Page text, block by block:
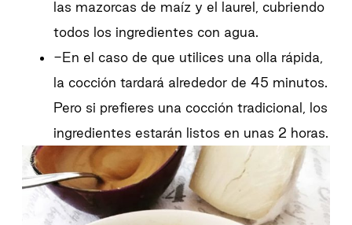
las mazorcas de maíz y el laurel, cubriendo
todos los ingredientes con agua.
-En el caso de que utilices una olla rápida,
la cocción tardará alrededor de 45 minutos.
Pero si prefieres una cocción tradicional, los
ingredientes estarán listos en unas 2 horas.